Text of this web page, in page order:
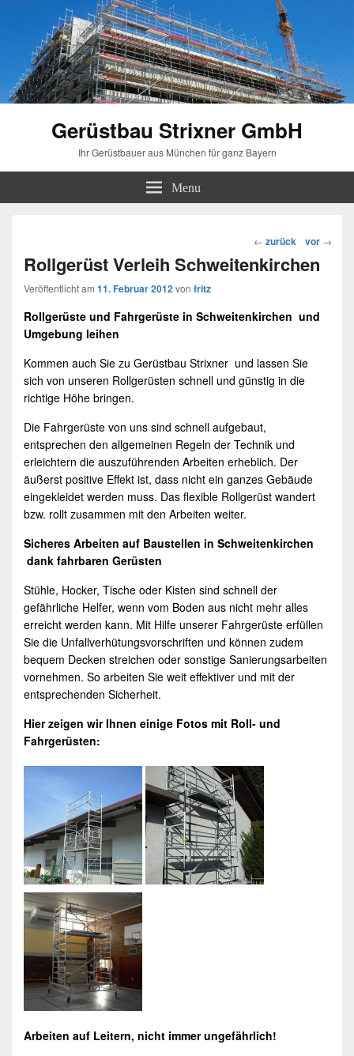
Gerüstbau Strixner GmbH
Ihr Gerüstbauer aus München für ganz Bayern
Menu
Beitragsnavigation
← zurück vor →
Rollgerüst Verleih Schweitenkirchen
Veröffentlicht am 11. Februar 2012von fritz
Rollgerüste und Fahrgerüste in Schweitenkirchen und
Umgebung leihen
Kommen auch Sie zu Gerüstbau Strixner und lassen Sie
sich von unseren Rollgerüsten schnell und günstig in die
richtige Höhe bringen.
Die Fahrgerüste von uns sind schnell aufgebaut,
entsprechen den allgemeinen Regeln der Technik und
erleichtern die auszuführenden Arbeiten erheblich. Der
äußerst positive Effekt ist, dass nicht ein ganzes Gebäude
eingekleidet werden muss. Das flexible Rollgerüst wandert
bzw. rollt zusammen mit den Arbeiten weiter.
Sicheres Arbeiten auf Baustellen in Schweitenkirchen
dank fahrbaren Gerüsten
Stühle, Hocker, Tische oder Kisten sind schnell der
gefährliche Helfer, wenn vom Boden aus nicht mehr alles
erreicht werden kann. Mit Hilfe unserer Fahrgerüste erfüllen
Sie die Unfallverhütungsvorschriften und können zudem
bequem Decken streichen oder sonstige Sanierungsarbeiten
vornehmen. So arbeiten Sie weit effektiver und mit der
entsprechenden Sicherheit.
Hier zeigen wir Ihnen einige Fotos mit Roll- und
Fahrgerüsten:
Arbeiten auf Leitern, nicht immer ungefährlich!